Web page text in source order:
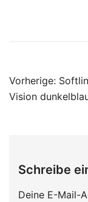
Vorherige:
Vision
Schreibe
Deine E-Mail-